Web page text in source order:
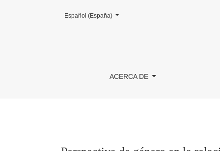
Perspectiva de género en la relación entre
ACERCA DE
Cambiar el idioma. El actual es:
Español (España)